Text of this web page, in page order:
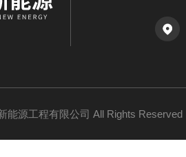
能源工程有限公司 All Rights